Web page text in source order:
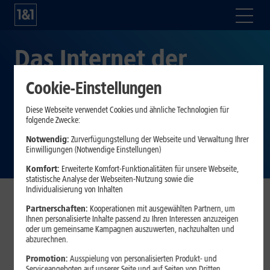
Das Internet der
Zukunft – Teil 8: Fun
Facts zum Thema
Glasfaser
Die meisten Menschen verbinden mit dem Wort „Glasfaser“
wahrscheinlich eine Technologie für schnelles Internet.
Doch Glasfasern spielen nicht nur in der
Telekommunikationsbranche eine wichtige Rolle. Oder
Cookie-Einstellungen
Diese Webseite verwendet Cookies und ähnliche Technologien für
folgende Zwecke:
Notwendig: Zurverfügungstellung der Webseite und Verwaltung Ihrer
Einwilligungen (Notwendige Einstellungen)
Komfort: Erweiterte Komfort-Funktionalitäten für unsere Webseite,
statistische Analyse der Webseiten-Nutzung sowie die
Individualisierung von Inhalten
Partnerschaften: Kooperationen mit ausgewählten Partnern, um
Ihnen personalisierte Inhalte passend zu Ihren Interessen anzuzeigen
oder um gemeinsame Kampagnen auszuwerten, nachzuhalten und
abzurechnen.
Promotion:Ausspielung von personalisierten Produkt- und